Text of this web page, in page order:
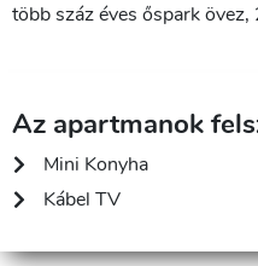
több száz éves őspark
Az apartmanok
Mini Konyha
Kábel TV